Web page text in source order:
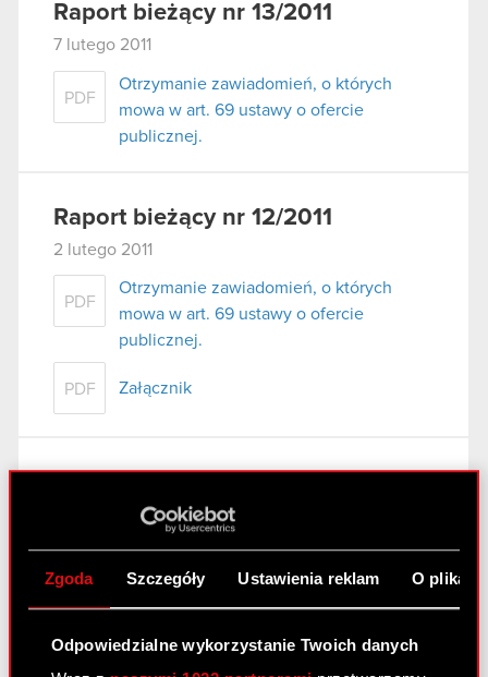
Zgoda Szczegóły Ustawienia reklam O
Odpowiedzialne wykorzystanie Twoich danych
Raport bieżący nr 13/2011
7 lutego 2011
PDF
Otrzymanie zawiadomień, o których
mowa w art. 69 ustawy o ofercie
publicznej.
Raport bieżący nr 12/2011
2 lutego 2011
PDF
Otrzymanie zawiadomień, o których
mowa w art. 69 ustawy o ofercie
publicznej.
PDF Załącznik
2 lutego 2011
Raport bieżący nr 10/2011